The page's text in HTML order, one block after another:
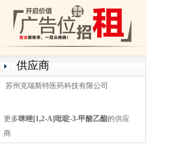
供应商
苏州克瑞斯特医药科技有限公司
更多咪唑[1,2-A]吡啶-3-甲酸乙酯的供应
商